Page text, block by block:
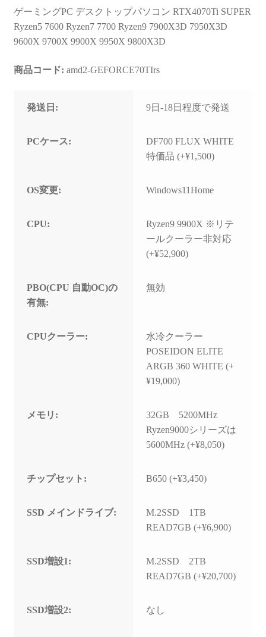
ゲーミングPC デスクトップパソコン RTX4070Ti SUPER
Ryzen5 7600 Ryzen7 7700 Ryzen9 7900X3D 7950X3D
9600X 9700X 9900X 9950X 9800X3D
商品コード: amd2-GEFORCE70TIrs
発送日: 9日-18日程度で発送
PCケース:
DF700 FLUX WHITE
特価品 (+¥1,500)
OS変更: Windows11Home
CPU:
Ryzen9 9900X ※リテ
ールクーラー非対応
(+¥52,900)
PBO(CPU 自動OC)の
有無:
無効
CPUクーラー:
水冷クーラー
POSEIDON ELITE
ARGB 360 WHITE (+
¥19,000)
メモリ:
32GB 5200MHz
Ryzen9000シリーズは
5600MHz (+¥8,050)
チップセット: B650 (+¥3,450)
SSD メインドライブ:
M.2SSD 1TB
READ7GB (+¥6,900)
SSD増設1:
M.2SSD 2TB
READ7GB (+¥20,700)
SSD増設2: なし